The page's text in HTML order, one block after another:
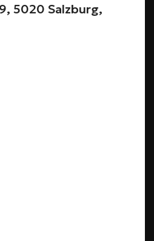
5020 Salzburg,